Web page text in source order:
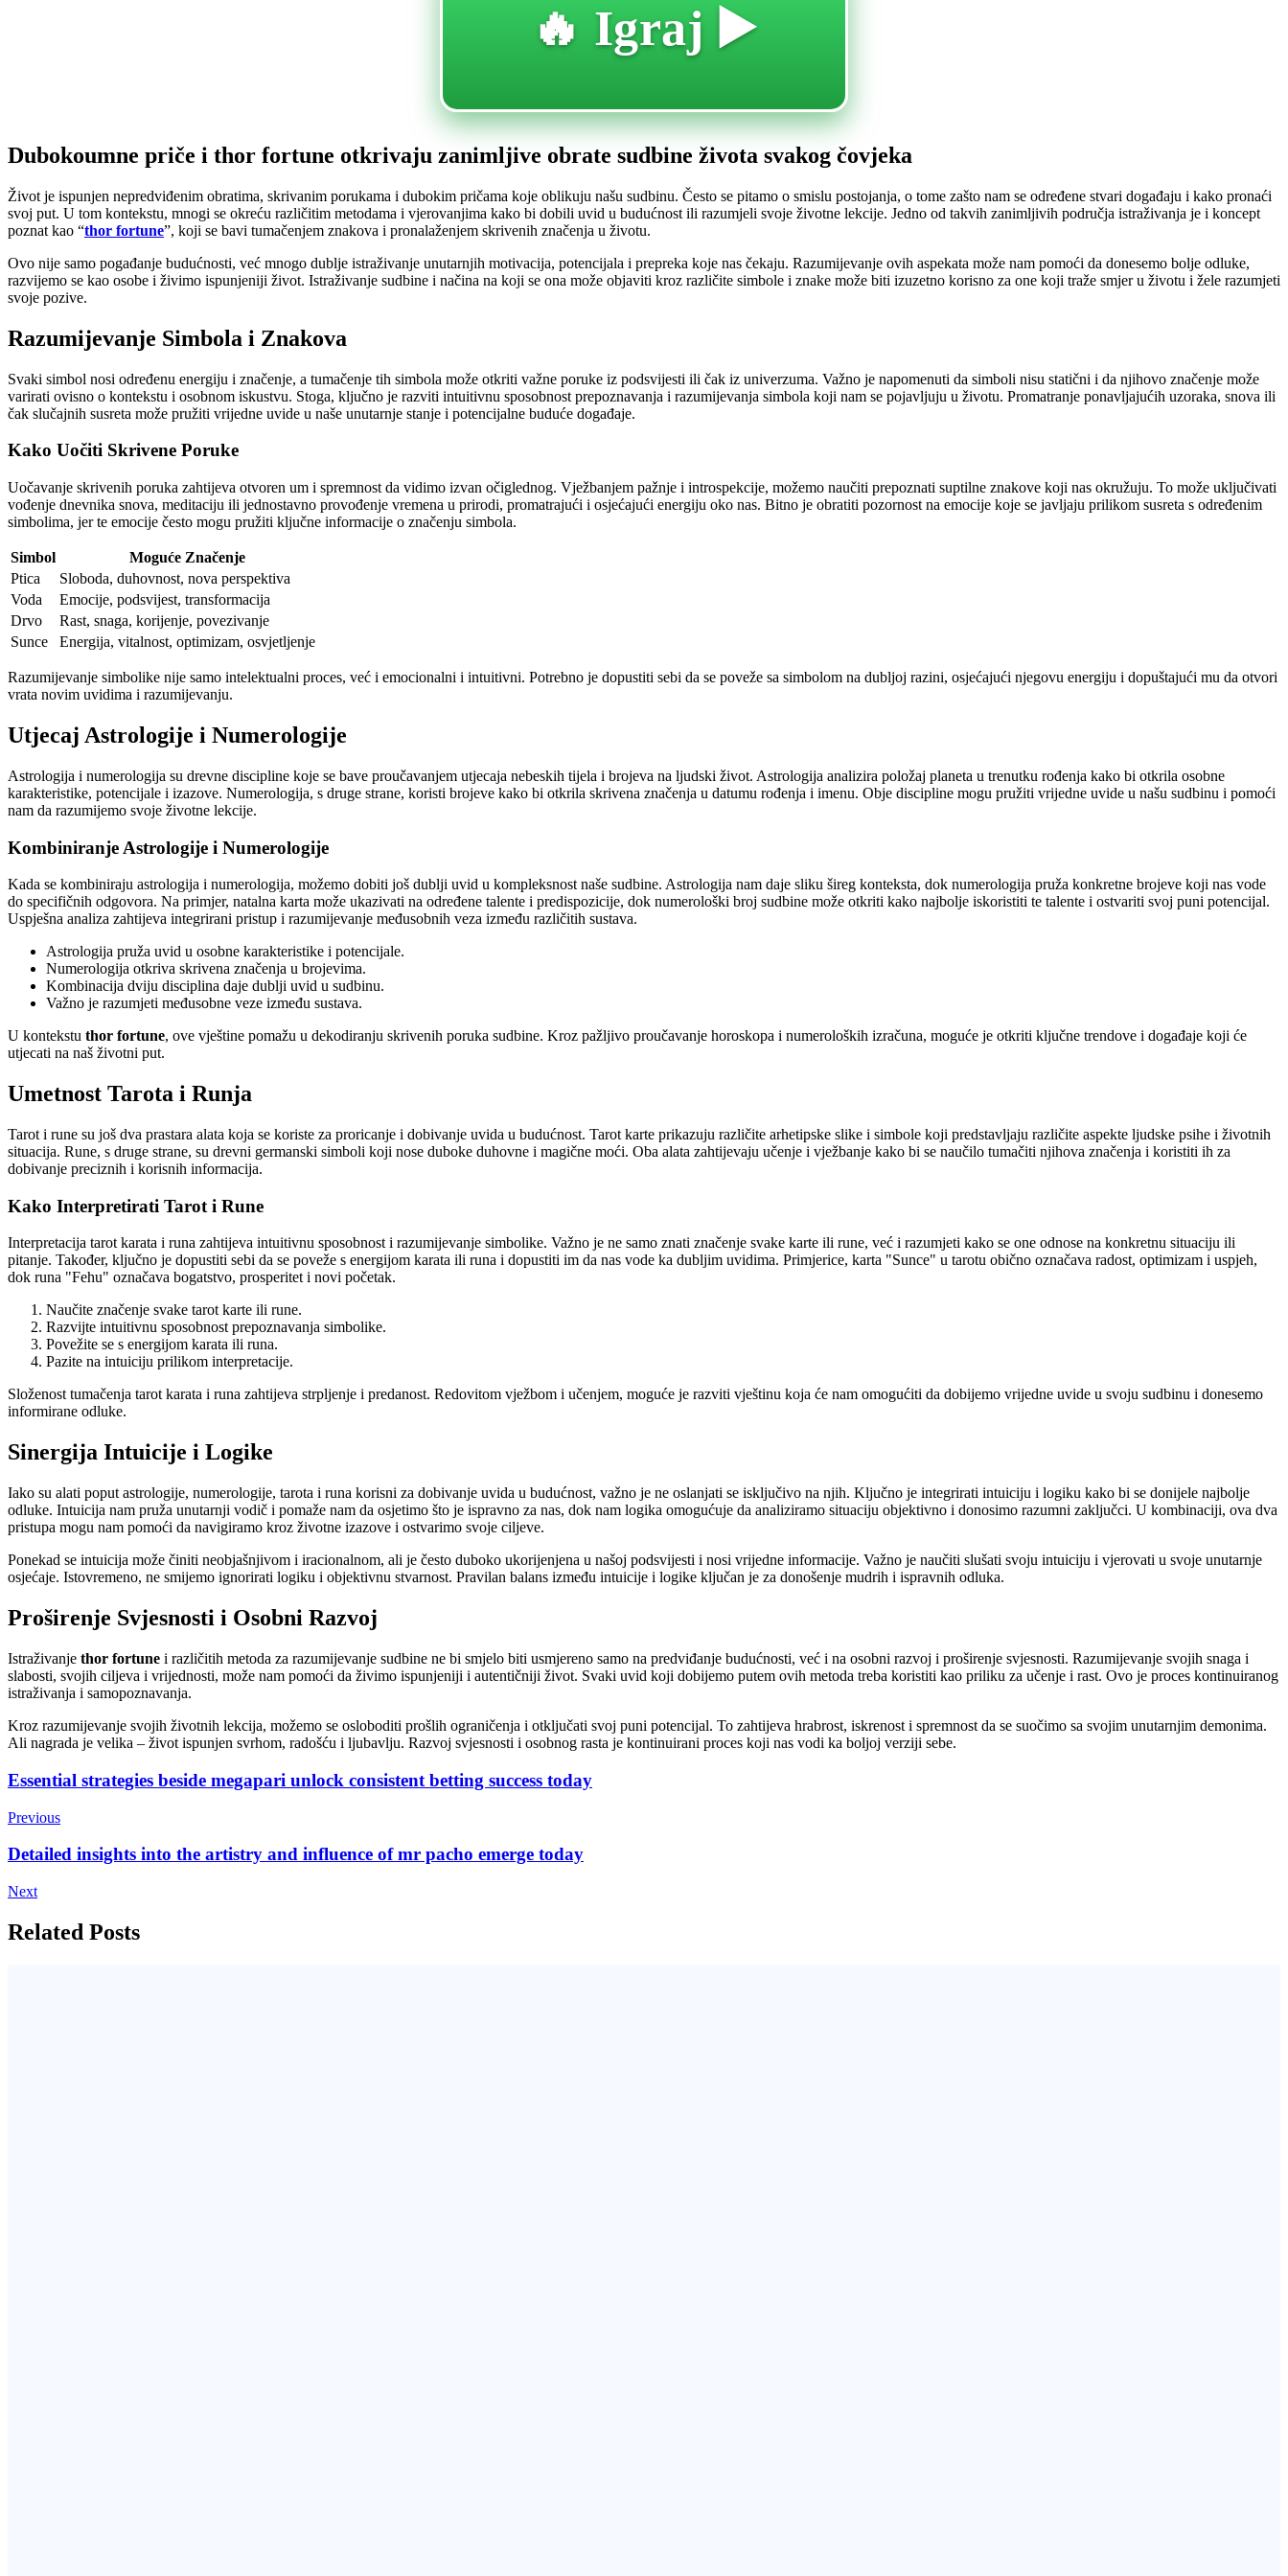
🔥 Igraj ▶️
Dubokoumne priče i thor fortune otkrivaju zanimljive obrate sudbine života svakog čovjeka
Život je ispunjen nepredviđenim obratima, skrivanim porukama i dubokim pričama koje oblikuju našu sudbinu. Često se pitamo o smislu postojanja, o tome zašto nam se određene stvari događaju i kako pronaći
svoj put. U tom kontekstu, mnogi se okreću različitim metodama i vjerovanjima kako bi dobili uvid u budućnost ili razumjeli svoje životne lekcije. Jedno od takvih zanimljivih područja istraživanja je i koncept
poznat kao “thor fortune”, koji se bavi tumačenjem znakova i pronalaženjem skrivenih značenja u životu.
Ovo nije samo pogađanje budućnosti, već mnogo dublje istraživanje unutarnjih motivacija, potencijala i prepreka koje nas čekaju. Razumijevanje ovih aspekata može nam pomoći da donesemo bolje odluke,
razvijemo se kao osobe i živimo ispunjeniji život. Istraživanje sudbine i načina na koji se ona može objaviti kroz različite simbole i znake može biti izuzetno korisno za one koji traže smjer u životu i žele razumjeti
svoje pozive.
Razumijevanje Simbola i Znakova
Svaki simbol nosi određenu energiju i značenje, a tumačenje tih simbola može otkriti važne poruke iz podsvijesti ili čak iz univerzuma. Važno je napomenuti da simboli nisu statični i da njihovo značenje može
varirati ovisno o kontekstu i osobnom iskustvu. Stoga, ključno je razviti intuitivnu sposobnost prepoznavanja i razumijevanja simbola koji nam se pojavljuju u životu. Promatranje ponavljajućih uzoraka, snova ili
čak slučajnih susreta može pružiti vrijedne uvide u naše unutarnje stanje i potencijalne buduće događaje.
Kako Uočiti Skrivene Poruke
Uočavanje skrivenih poruka zahtijeva otvoren um i spremnost da vidimo izvan očiglednog. Vježbanjem pažnje i introspekcije, možemo naučiti prepoznati suptilne znakove koji nas okružuju. To može uključivati
vođenje dnevnika snova, meditaciju ili jednostavno provođenje vremena u prirodi, promatrajući i osjećajući energiju oko nas. Bitno je obratiti pozornost na emocije koje se javljaju prilikom susreta s određenim
simbolima, jer te emocije često mogu pružiti ključne informacije o značenju simbola.
Simbol
Moguće Značenje
Ptica
Sloboda, duhovnost, nova perspektiva
Voda
Emocije, podsvijest, transformacija
Drvo
Rast, snaga, korijenje, povezivanje
Sunce
Energija, vitalnost, optimizam, osvjetljenje
Razumijevanje simbolike nije samo intelektualni proces, već i emocionalni i intuitivni. Potrebno je dopustiti sebi da se poveže sa simbolom na dubljoj razini, osjećajući njegovu energiju i dopuštajući mu da otvori
vrata novim uvidima i razumijevanju.
Utjecaj Astrologije i Numerologije
Astrologija i numerologija su drevne discipline koje se bave proučavanjem utjecaja nebeskih tijela i brojeva na ljudski život. Astrologija analizira položaj planeta u trenutku rođenja kako bi otkrila osobne
karakteristike, potencijale i izazove. Numerologija, s druge strane, koristi brojeve kako bi otkrila skrivena značenja u datumu rođenja i imenu. Obje discipline mogu pružiti vrijedne uvide u našu sudbinu i pomoći
nam da razumijemo svoje životne lekcije.
Kombiniranje Astrologije i Numerologije
Kada se kombiniraju astrologija i numerologija, možemo dobiti još dublji uvid u kompleksnost naše sudbine. Astrologija nam daje sliku šireg konteksta, dok numerologija pruža konkretne brojeve koji nas vode
do specifičnih odgovora. Na primjer, natalna karta može ukazivati na određene talente i predispozicije, dok numerološki broj sudbine može otkriti kako najbolje iskoristiti te talente i ostvariti svoj puni potencijal.
Uspješna analiza zahtijeva integrirani pristup i razumijevanje međusobnih veza između različitih sustava.
Astrologija pruža uvid u osobne karakteristike i potencijale.
Numerologija otkriva skrivena značenja u brojevima.
Kombinacija dviju disciplina daje dublji uvid u sudbinu.
Važno je razumjeti međusobne veze između sustava.
U kontekstu thor fortune, ove vještine pomažu u dekodiranju skrivenih poruka sudbine. Kroz pažljivo proučavanje horoskopa i numeroloških izračuna, moguće je otkriti ključne trendove i događaje koji će
utjecati na naš životni put.
Umetnost Tarota i Runja
Tarot i rune su još dva prastara alata koja se koriste za proricanje i dobivanje uvida u budućnost. Tarot karte prikazuju različite arhetipske slike i simbole koji predstavljaju različite aspekte ljudske psihe i životnih
situacija. Rune, s druge strane, su drevni germanski simboli koji nose duboke duhovne i magične moći. Oba alata zahtijevaju učenje i vježbanje kako bi se naučilo tumačiti njihova značenja i koristiti ih za
dobivanje preciznih i korisnih informacija.
Kako Interpretirati Tarot i Rune
Interpretacija tarot karata i runa zahtijeva intuitivnu sposobnost i razumijevanje simbolike. Važno je ne samo znati značenje svake karte ili rune, već i razumjeti kako se one odnose na konkretnu situaciju ili
pitanje. Također, ključno je dopustiti sebi da se poveže s energijom karata ili runa i dopustiti im da nas vode ka dubljim uvidima. Primjerice, karta "Sunce" u tarotu obično označava radost, optimizam i uspjeh,
dok runa "Fehu" označava bogatstvo, prosperitet i novi početak.
Naučite značenje svake tarot karte ili rune.
Razvijte intuitivnu sposobnost prepoznavanja simbolike.
Povežite se s energijom karata ili runa.
Pazite na intuiciju prilikom interpretacije.
Složenost tumačenja tarot karata i runa zahtijeva strpljenje i predanost. Redovitom vježbom i učenjem, moguće je razviti vještinu koja će nam omogućiti da dobijemo vrijedne uvide u svoju sudbinu i donesemo
informirane odluke.
Sinergija Intuicije i Logike
Iako su alati poput astrologije, numerologije, tarota i runa korisni za dobivanje uvida u budućnost, važno je ne oslanjati se isključivo na njih. Ključno je integrirati intuiciju i logiku kako bi se donijele najbolje
odluke. Intuicija nam pruža unutarnji vodič i pomaže nam da osjetimo što je ispravno za nas, dok nam logika omogućuje da analiziramo situaciju objektivno i donosimo razumni zaključci. U kombinaciji, ova dva
pristupa mogu nam pomoći da navigiramo kroz životne izazove i ostvarimo svoje ciljeve.
Ponekad se intuicija može činiti neobjašnjivom i iracionalnom, ali je često duboko ukorijenjena u našoj podsvijesti i nosi vrijedne informacije. Važno je naučiti slušati svoju intuiciju i vjerovati u svoje unutarnje
osjećaje. Istovremeno, ne smijemo ignorirati logiku i objektivnu stvarnost. Pravilan balans između intuicije i logike ključan je za donošenje mudrih i ispravnih odluka.
Proširenje Svjesnosti i Osobni Razvoj
Istraživanje thor fortune i različitih metoda za razumijevanje sudbine ne bi smjelo biti usmjereno samo na predviđanje budućnosti, već i na osobni razvoj i proširenje svjesnosti. Razumijevanje svojih snaga i
slabosti, svojih ciljeva i vrijednosti, može nam pomoći da živimo ispunjeniji i autentičniji život. Svaki uvid koji dobijemo putem ovih metoda treba koristiti kao priliku za učenje i rast. Ovo je proces kontinuiranog
istraživanja i samopoznavanja.
Kroz razumijevanje svojih životnih lekcija, možemo se osloboditi prošlih ograničenja i otključati svoj puni potencijal. To zahtijeva hrabrost, iskrenost i spremnost da se suočimo sa svojim unutarnjim demonima.
Ali nagrada je velika – život ispunjen svrhom, radošću i ljubavlju. Razvoj svjesnosti i osobnog rasta je kontinuirani proces koji nas vodi ka boljoj verziji sebe.
Post
Navigation
Essential strategies beside megapari unlock consistent betting success today
Previous
Detailed insights into the artistry and influence of mr pacho emerge today
Next
Related Posts